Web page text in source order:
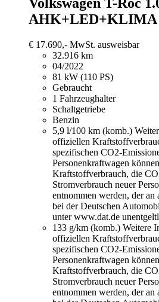
AHK+LED+KLIMA
€ 17.690,- MwSt. ausweisbar
32.916 km
04/2022
81 kW (110 PS)
Gebraucht
1 Fahrzeughalter
Schaltgetriebe
Benzin
5,9 l/100 km (komb.)
offiziellen
spezifischen CO2-
Personenkraftwagen
Kraftstoffverbrauch, die
Stromverbrauch neuer
entnommen werden, der an
bei der Deutschen
unter www.dat.de
133 g/km (komb.) Weitere
offiziellen
spezifischen CO2-
Personenkraftwagen
Kraftstoffverbrauch, die
Stromverbrauch neuer
entnommen werden, der an